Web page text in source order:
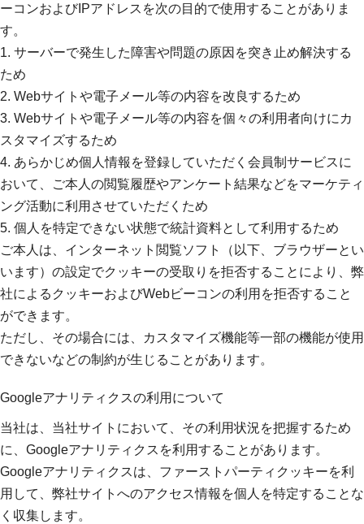
ーコンおよびIPアドレスを次の目的で使用することがありま
す。
1. サーバーで発生した障害や問題の原因を突き止め解決する
ため
2. Webサイトや電子メール等の内容を改良するため
3. Webサイトや電子メール等の内容を個々の利用者向けにカ
スタマイズするため
4. あらかじめ個人情報を登録していただく会員制サービスに
おいて、ご本人の閲覧履歴やアンケート結果などをマーケティ
ング活動に利用させていただくため
5. 個人を特定できない状態で統計資料として利用するため
ご本人は、インターネット閲覧ソフト（以下、ブラウザーとい
います）の設定でクッキーの受取りを拒否することにより、弊
社によるクッキーおよびWebビーコンの利用を拒否すること
ができます。
ただし、その場合には、カスタマイズ機能等一部の機能が使用
できないなどの制約が生じることがあります。
Googleアナリティクスの利用について
当社は、当社サイトにおいて、その利用状況を把握するため
に、Googleアナリティクスを利用することがあります。
Googleアナリティクスは、ファーストパーティクッキーを利
用して、弊社サイトへのアクセス情報を個人を特定することな
く収集します。